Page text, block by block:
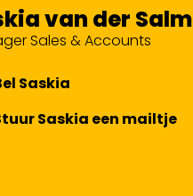
van der Salm
Sales & Accounts
Saskia
Saskia een mailtje